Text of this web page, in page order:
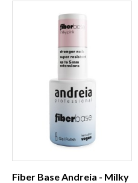
Fiber Base Andreia - Milky